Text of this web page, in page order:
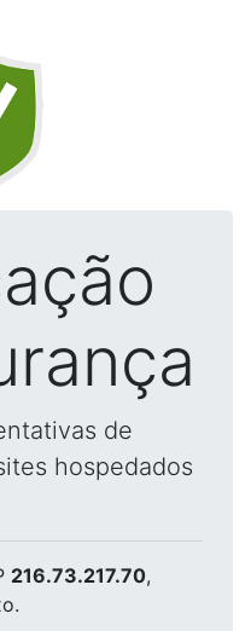
de
hospedados
216.73.217.70,